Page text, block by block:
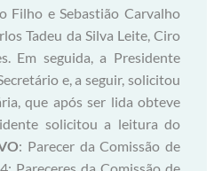
Filho e Sebastião Carvalho
Tadeu da Silva Leite, Ciro
Em seguida, a Presidente
e, a seguir, solicitou
que após ser lida obteve
solicitou a leitura do
: Parecer da Comissão de